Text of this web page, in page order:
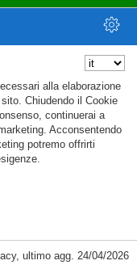
alla elaborazione
Chiudendo il Cookie
continuerai a
Acconsentendo
potremo offrirti
, ultimo agg. 24/04/2026